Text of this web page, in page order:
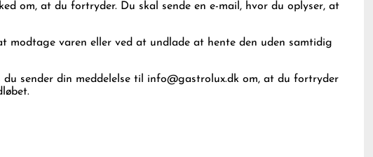
om, at du fortryder. Du skal sende en e-mail, hvor du oplyser, at
modtage varen eller ved at undlade at hente den uden samtidig
sender din meddelelse til info@gastrolux.dkom, at du fortryder